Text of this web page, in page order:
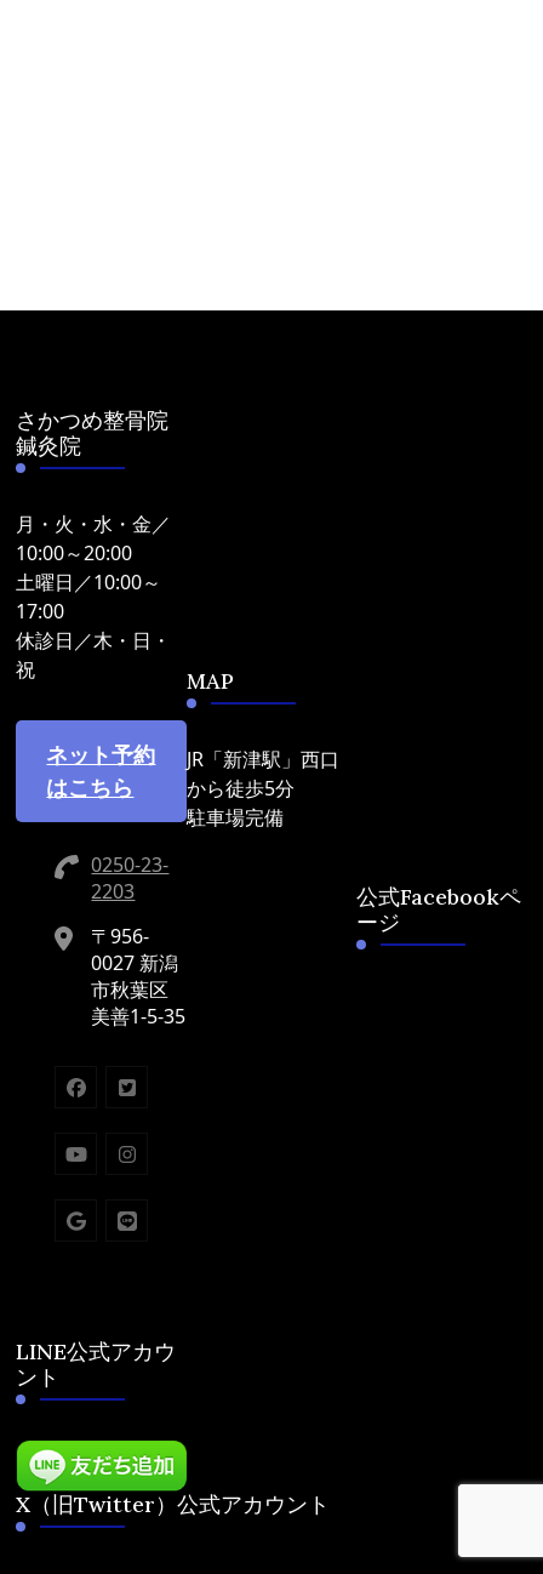
さかつめ整骨院
鍼灸院
月・火・水・金／
10:00～20:00
土曜日／10:00～
17:00
休診日／木・日・
祝
ネット予約
はこちら
0250-23-
2203
〒956-
0027 新潟
市秋葉区
美善1-5-35
LINE公式アカウ
ント
MAP
JR「新津駅」西口
から徒歩5分
駐車場完備
公式Facebookペ
ージ
X（旧Twitter）公式アカウント